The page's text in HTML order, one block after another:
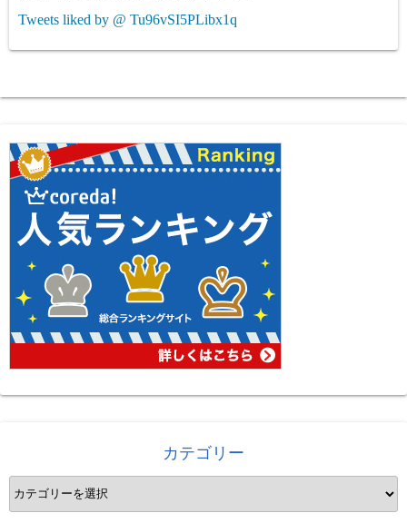
Tweets liked by @ Tu96vSI5PLibx1q
カテゴリー
カ
テ